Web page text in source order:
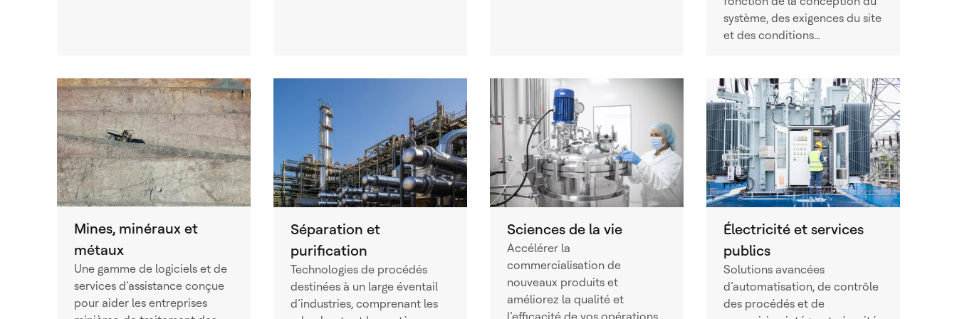
système, des exigences du site
et des conditions…
Mines, minéraux et
métaux
Une gamme de logiciels et de
services d’assistance conçue
pour aider les entreprises
Séparation et
purification
Technologies de procédés
destinées à un large éventail
d’industries, comprenant les
Sciences de la vie
Accélérer la
commercialisation de
nouveaux produits et
améliorez la qualité et
Électricité et services
publics
Solutions avancées
d’automatisation, de contrôle
des procédés et de